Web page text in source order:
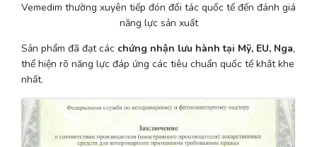
Vemedim thường xuyên tiếp đón đối tác quốc tế đến đánh giá
năng lực sản xuất
Sản phẩm đã đạt các chứng nhận lưu hành tại Mỹ, EU, Nga,
thể hiện rõ năng lực đáp ứng các tiêu chuẩn quốc tế khắt khe
nhất.